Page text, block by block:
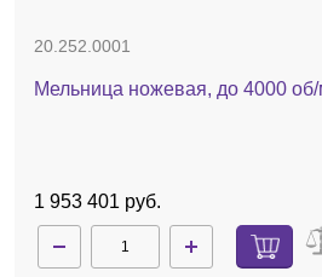
20.252.0001
Мельница ножевая, до 4000
1 953 401 руб.